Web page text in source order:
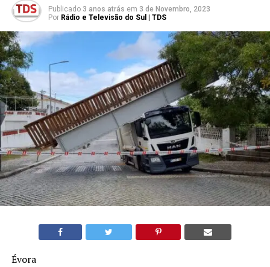
Publicado 3 anos atrás em 3 de Novembro, 2023
Por Rádio e Televisão do Sul | TDS
Évora